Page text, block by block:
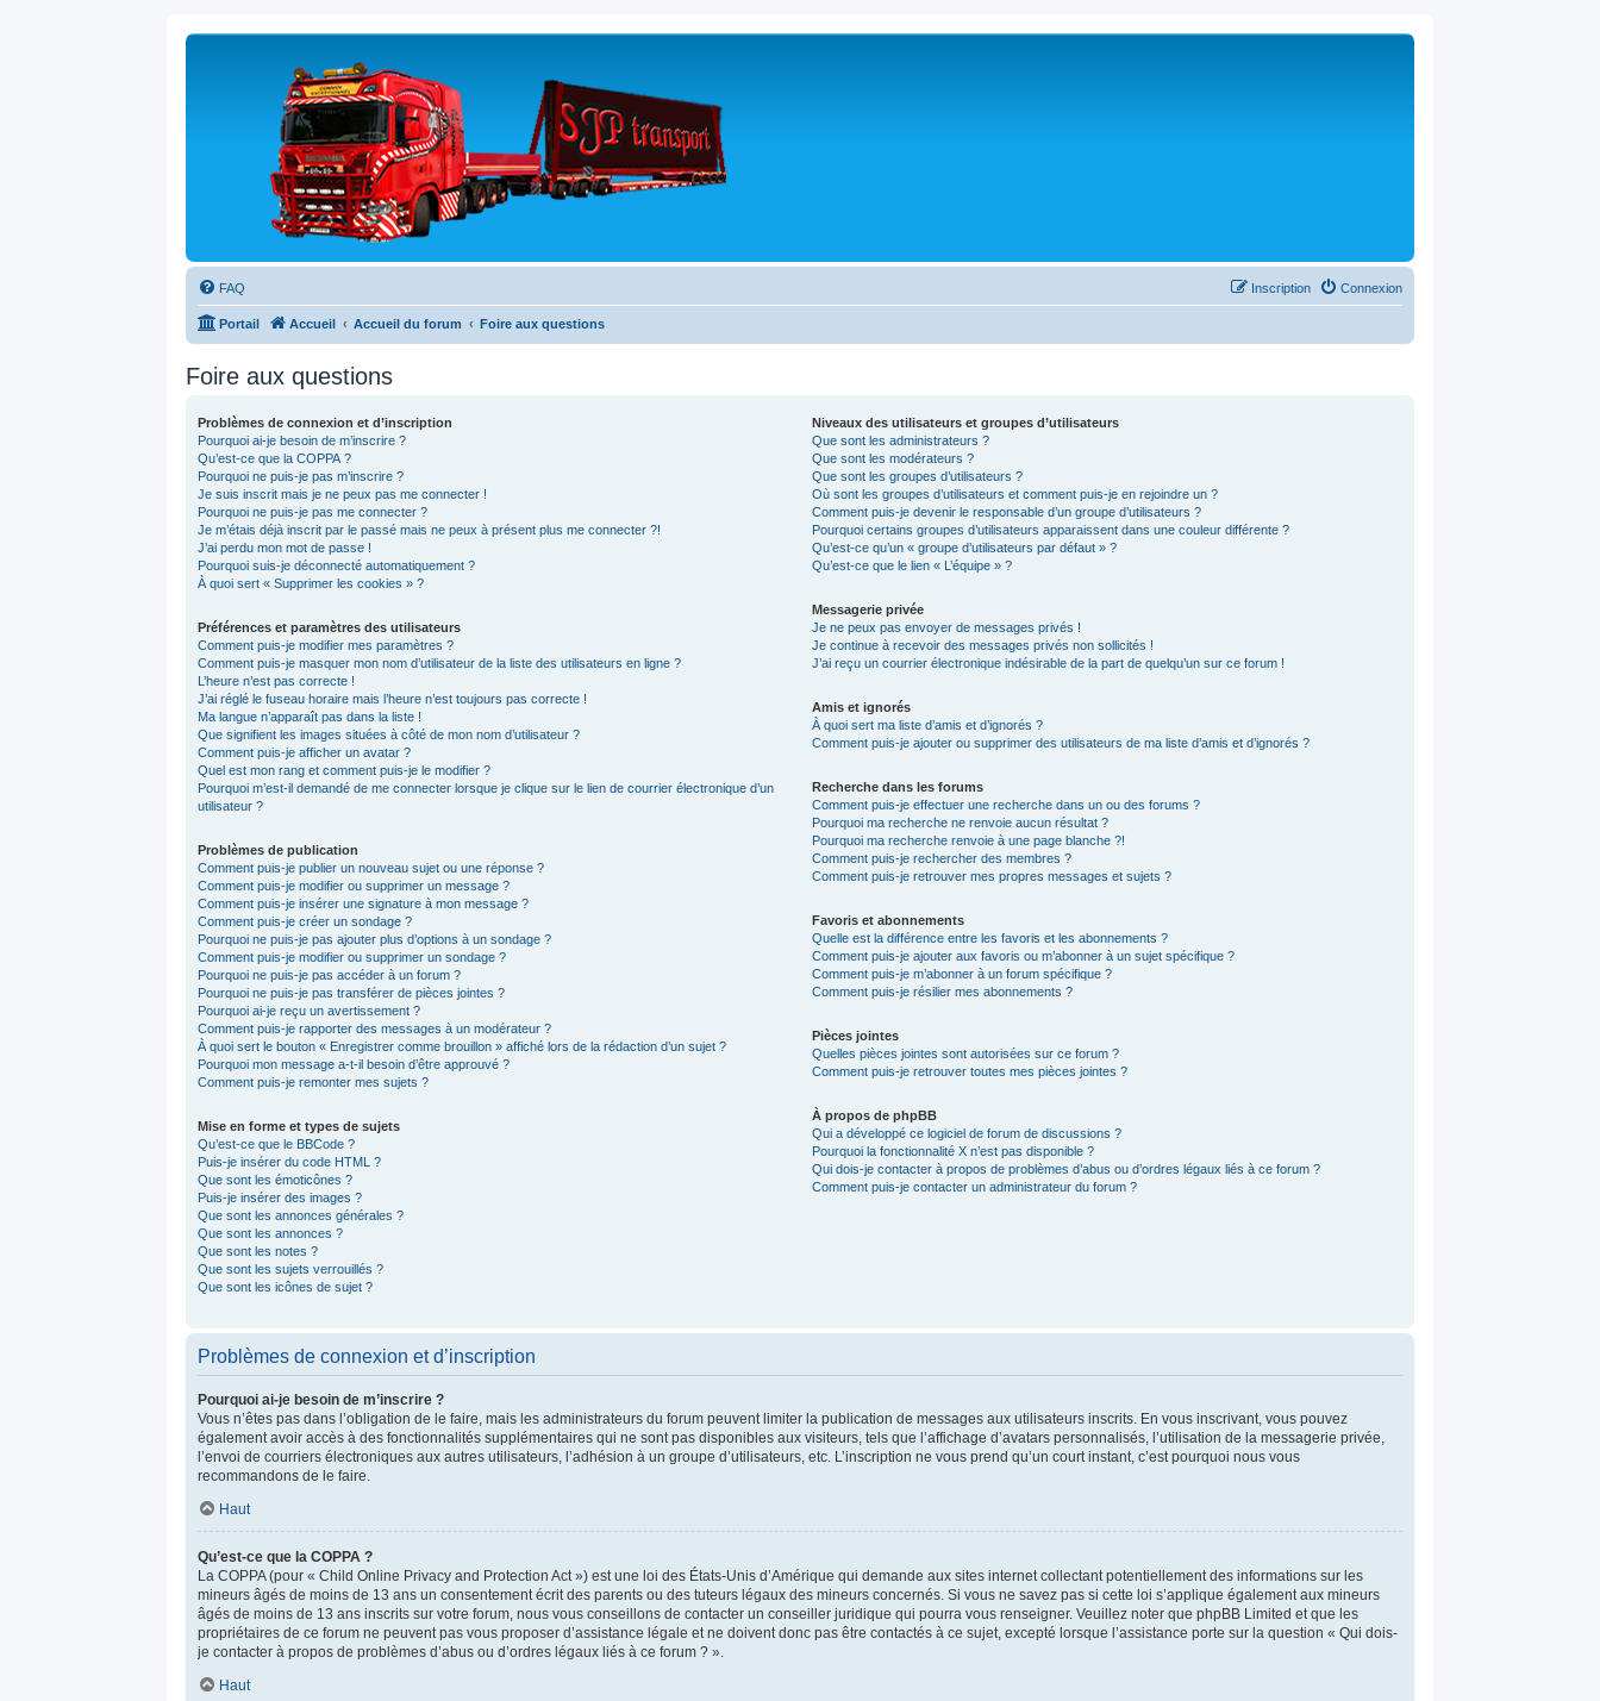
FAQ Connexion
Inscription
Portail Accueil Accueil du forum Foire aux questions
Foire aux questions
Problèmes de connexion et d’inscription
Pourquoi ai-je besoin de m’inscrire ?
Qu’est-ce que la COPPA ?
Pourquoi ne puis-je pas m’inscrire ?
Je suis inscrit mais je ne peux pas me connecter !
Pourquoi ne puis-je pas me connecter ?
Je m’étais déjà inscrit par le passé mais ne peux à présent plus me connecter ?!
J’ai perdu mon mot de passe !
Pourquoi suis-je déconnecté automatiquement ?
À quoi sert « Supprimer les cookies » ?
Préférences et paramètres des utilisateurs
Comment puis-je modifier mes paramètres ?
Comment puis-je masquer mon nom d’utilisateur de la liste des utilisateurs en ligne ?
L’heure n’est pas correcte !
J’ai réglé le fuseau horaire mais l’heure n’est toujours pas correcte !
Ma langue n’apparaît pas dans la liste !
Que signifient les images situées à côté de mon nom d’utilisateur ?
Comment puis-je afficher un avatar ?
Quel est mon rang et comment puis-je le modifier ?
Pourquoi m’est-il demandé de me connecter lorsque je clique sur le lien de courrier électronique d’un
utilisateur ?
Problèmes de publication
Comment puis-je publier un nouveau sujet ou une réponse ?
Comment puis-je modifier ou supprimer un message ?
Comment puis-je insérer une signature à mon message ?
Comment puis-je créer un sondage ?
Pourquoi ne puis-je pas ajouter plus d’options à un sondage ?
Comment puis-je modifier ou supprimer un sondage ?
Pourquoi ne puis-je pas accéder à un forum ?
Pourquoi ne puis-je pas transférer de pièces jointes ?
Pourquoi ai-je reçu un avertissement ?
Comment puis-je rapporter des messages à un modérateur ?
À quoi sert le bouton « Enregistrer comme brouillon » affiché lors de la rédaction d’un sujet ?
Pourquoi mon message a-t-il besoin d’être approuvé ?
Comment puis-je remonter mes sujets ?
Mise en forme et types de sujets
Qu’est-ce que le BBCode ?
Puis-je insérer du code HTML ?
Que sont les émoticônes ?
Puis-je insérer des images ?
Que sont les annonces générales ?
Que sont les annonces ?
Que sont les notes ?
Que sont les sujets verrouillés ?
Que sont les icônes de sujet ?
Niveaux des utilisateurs et groupes d’utilisateurs
Que sont les administrateurs ?
Que sont les modérateurs ?
Que sont les groupes d’utilisateurs ?
Où sont les groupes d’utilisateurs et comment puis-je en rejoindre un ?
Comment puis-je devenir le responsable d’un groupe d’utilisateurs ?
Pourquoi certains groupes d’utilisateurs apparaissent dans une couleur différente ?
Qu’est-ce qu’un « groupe d’utilisateurs par défaut » ?
Qu’est-ce que le lien « L’équipe » ?
Messagerie privée
Je ne peux pas envoyer de messages privés !
Je continue à recevoir des messages privés non sollicités !
J’ai reçu un courrier électronique indésirable de la part de quelqu’un sur ce forum !
Amis et ignorés
À quoi sert ma liste d’amis et d’ignorés ?
Comment puis-je ajouter ou supprimer des utilisateurs de ma liste d’amis et d’ignorés ?
Recherche dans les forums
Comment puis-je effectuer une recherche dans un ou des forums ?
Pourquoi ma recherche ne renvoie aucun résultat ?
Pourquoi ma recherche renvoie à une page blanche ?!
Comment puis-je rechercher des membres ?
Comment puis-je retrouver mes propres messages et sujets ?
Favoris et abonnements
Quelle est la différence entre les favoris et les abonnements ?
Comment puis-je ajouter aux favoris ou m’abonner à un sujet spécifique ?
Comment puis-je m’abonner à un forum spécifique ?
Comment puis-je résilier mes abonnements ?
Pièces jointes
Quelles pièces jointes sont autorisées sur ce forum ?
Comment puis-je retrouver toutes mes pièces jointes ?
À propos de phpBB
Qui a développé ce logiciel de forum de discussions ?
Pourquoi la fonctionnalité X n’est pas disponible ?
Qui dois-je contacter à propos de problèmes d’abus ou d’ordres légaux liés à ce forum ?
Comment puis-je contacter un administrateur du forum ?
Problèmes de connexion et d’inscription
Pourquoi ai-je besoin de m’inscrire ?
Vous n’êtes pas dans l’obligation de le faire, mais les administrateurs du forum peuvent limiter la publication de messages aux utilisateurs inscrits. En vous inscrivant, vous pouvez
également avoir accès à des fonctionnalités supplémentaires qui ne sont pas disponibles aux visiteurs, tels que l’affichage d’avatars personnalisés, l’utilisation de la messagerie privée,
l’envoi de courriers électroniques aux autres utilisateurs, l’adhésion à un groupe d’utilisateurs, etc. L’inscription ne vous prend qu’un court instant, c’est pourquoi nous vous
recommandons de le faire.
Haut
Qu’est-ce que la COPPA ?
La COPPA (pour « Child Online Privacy and Protection Act ») est une loi des États-Unis d’Amérique qui demande aux sites internet collectant potentiellement des informations sur les
mineurs âgés de moins de 13 ans un consentement écrit des parents ou des tuteurs légaux des mineurs concernés. Si vous ne savez pas si cette loi s’applique également aux mineurs
âgés de moins de 13 ans inscrits sur votre forum, nous vous conseillons de contacter un conseiller juridique qui pourra vous renseigner. Veuillez noter que phpBB Limited et que les
propriétaires de ce forum ne peuvent pas vous proposer d’assistance légale et ne doivent donc pas être contactés à ce sujet, excepté lorsque l’assistance porte sur la question « Qui dois-
je contacter à propos de problèmes d’abus ou d’ordres légaux liés à ce forum ? ».
Haut